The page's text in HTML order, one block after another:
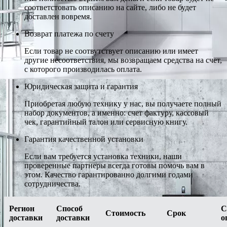
соответстовать описанию на сайте, либо не будет
доставлен вовремя.
Возврат платежа по счету
Если товар не соотвутствует описанию или имеет
другие несоответствия, мы возвращаем средства на счет,
с которого производилась оплата.
Юридическая защита и гарантия
Приобретая любую технику у нас, вы получаете полный
набор документов, а именно: счет фактуру, кассовый
чек, гарантийный талон или сервисную книгу.
Гарантия качественной установки
Если вам требуется установка техники, наши
проверенные партнеры всегда готовы помочь вам в
этом. Качество гарантированно долгими годами
сотрудничества.
Регион
доставки
Способ
доставки
Стоимость Срок